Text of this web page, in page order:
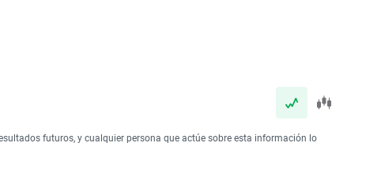
futuros, y cualquier persona que actúe sobre esta información lo